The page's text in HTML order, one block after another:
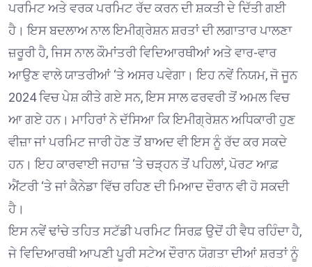
ਪਰਮਿਟ ਅਤੇ ਵਰਕ ਪਰਮਿਟ ਰੱਦ ਕਰਨ ਦੀ ਸ਼ਕਤੀ ਦੇ ਦਿੱਤੀ ਗਈ
ਹੈ। ਇਸ ਬਦਲਾਅ ਨਾਲ ਇਮੀਗ੍ਰੇਸ਼ਨ ਸ਼ਰਤਾਂ ਦੀ ਲਗਾਤਾਰ ਪਾਲਣਾ
ਜ਼ਰੂਰੀ ਹੈ, ਜਿਸ ਨਾਲ ਕੌਮਾਂਤਰੀ ਵਿਦਿਆਰਥੀਆਂ ਅਤੇ ਵਾਰ-ਵਾਰ
ਆਉਣ ਵਾਲੇ ਯਾਤਰੀਆਂ ‘ਤੇ ਅਸਰ ਪਵੇਗਾ। ਇਹ ਨਵੇਂ ਨਿਯਮ, ਜੋ ਜੂਨ
2024 ਵਿਚ ਪੇਸ਼ ਕੀਤੇ ਗਏ ਸਨ, ਇਸ ਸਾਲ ਫਰਵਰੀ ਤੋਂ ਅਮਲ ਵਿਚ
ਆ ਗਏ ਹਨ। ਮਾਹਿਰਾਂ ਨੇ ਦੱਸਿਆ ਕਿ ਇਮੀਗ੍ਰੇਸ਼ਨ ਅਧਿਕਾਰੀ ਹੁਣ
ਵੀਜ਼ਾ ਜਾਂ ਪਰਮਿਟ ਜਾਰੀ ਹੋਣ ਤੋਂ ਬਾਅਦ ਵੀ ਇਸ ਨੂੰ ਰੱਦ ਕਰ ਸਕਦੇ
ਹਨ। ਇਹ ਕਾਰਵਾਈ ਜਹਾਜ਼ ‘ਤੇ ਚੜ੍ਹਨ ਤੋਂ ਪਹਿਲਾਂ, ਪੋਰਟ ਆਫ਼
ਐਂਟਰੀ ‘ਤੇ ਜਾਂ ਕੈਨੇਡਾ ਵਿੱਚ ਰਹਿਣ ਦੀ ਮਿਆਦ ਦੌਰਾਨ ਵੀ ਹੋ ਸਕਦੀ
ਹੈ।
ਇਸ ਨਵੇਂ ਢਾਂਚੇ ਤਹਿਤ ਸਟੱਡੀ ਪਰਮਿਟ ਸਿਰਫ਼ ਉਦੋਂ ਹੀ ਵੈਧ ਰਹਿੰਦਾ ਹੈ,
ਜੇ ਵਿਦਿਆਰਥੀ ਆਪਣੀ ਪੂਰੀ ਸਟੇਅ ਦੌਰਾਨ ਯੋਗਤਾ ਦੀਆਂ ਸ਼ਰਤਾਂ ਨੂੰ